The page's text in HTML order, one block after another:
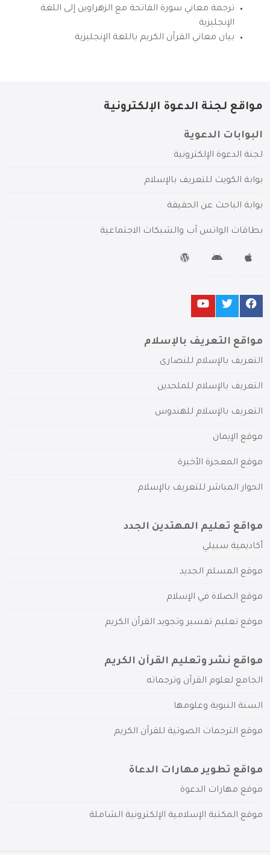
ترجمة معاني سورة الفاتحة مع الزهراوين إلى اللغة
الإنجليزية
بيان معاني القرآن الكريم باللغة الإنجليزية
مواقع لجنة الدعوة الإلكترونية
البوابات الدعوية
لجنة الدعوة الإلكترونية
بوابة الكويت للتعريف بالإسلام
بوابة الباحث عن الحقيقة
بطاقات الواتس آب والشبكات الاجتماعية
مواقع التعريف بالإسلام
التعريف بالإسلام للنصارى
التعريف بالإسلام للملحدين
التعريف بالإسلام للهندوس
موقع الإيمان
موقع المعجزة الأخيرة
الحوار المباشر للتعريف بالإسلام
مواقع تعليم المهتدين الجدد
أكاديمية سبيلي
موقع المسلم الجديد
موقع الصلاة في الإسلام
موقع تعليم تفسير وتجويد القرآن الكريم
مواقع نشر وتعليم القرآن الكريم
الجامع لعلوم القرآن وترجماته
السنة النبوية وعلومها
موقع الترجمات الصوتية للقرآن الكريم
مواقع تطوير مهارات الدعاة
موقع مهارات الدعوة
موقع المكتبة الإسلامية الإلكترونية الشاملة